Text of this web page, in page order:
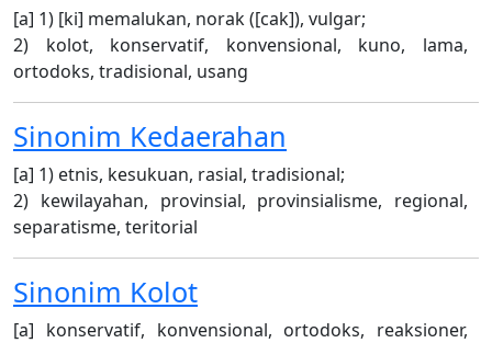
[a] 1) [ki] memalukan, norak ([cak]), vulgar;
2) kolot, konservatif, konvensional, kuno, lama,
ortodoks, tradisional, usang
Sinonim Kedaerahan
[a] 1) etnis, kesukuan, rasial, tradisional;
2) kewilayahan, provinsial, provinsialisme, regional,
separatisme, teritorial
Sinonim Kolot
[a] konservatif, konvensional, ortodoks, reaksioner,